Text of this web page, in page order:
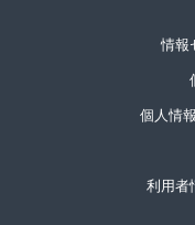
情報
個人情
利用者